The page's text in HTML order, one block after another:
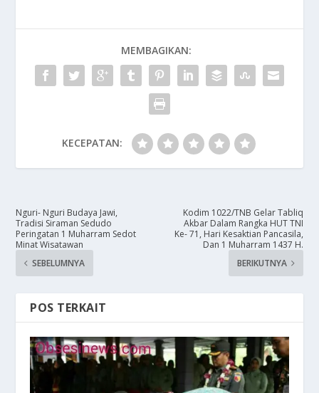
MEMBAGIKAN:
KECEPATAN:
​Nguri- Nguri Budaya Jawi,
Tradisi Siraman Sedudo
Peringatan 1 Muharram Sedot
Minat Wisatawan
SEBELUMNYA
Kodim 1022/TNB Gelar Tabliq
Akbar Dalam Rangka HUT TNI
Ke- 71, Hari Kesaktian Pancasila,
Dan 1 Muharram 1437 H.
BERIKUTNYA
POS TERKAIT